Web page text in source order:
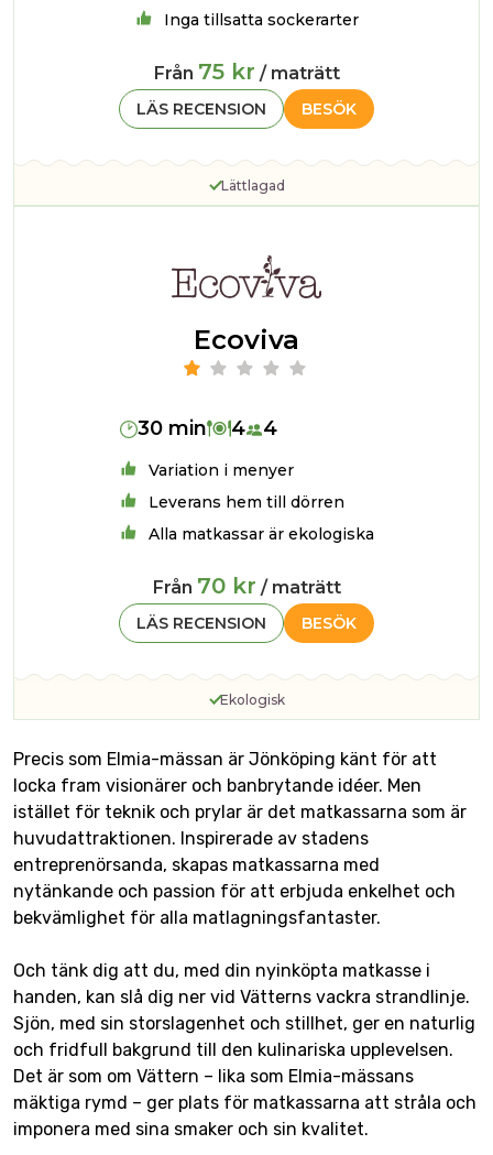
Inga tillsatta sockerarter
Från 75 kr / maträtt
BESÖK
LÄS RECENSION
Lättlagad
Ecoviva
30 min 4 4
Variation i menyer
Leverans hem till dörren
Alla matkassar är ekologiska
Från 70 kr / maträtt
BESÖK
LÄS RECENSION
Ekologisk
Precis som Elmia-mässan är Jönköping känt för att
locka fram visionärer och banbrytande idéer. Men
istället för teknik och prylar är det matkassarna som är
huvudattraktionen. Inspirerade av stadens
entreprenörsanda, skapas matkassarna med
nytänkande och passion för att erbjuda enkelhet och
bekvämlighet för alla matlagningsfantaster.
Och tänk dig att du, med din nyinköpta matkasse i
handen, kan slå dig ner vid Vätterns vackra strandlinje.
Sjön, med sin storslagenhet och stillhet, ger en naturlig
och fridfull bakgrund till den kulinariska upplevelsen.
Det är som om Vättern – lika som Elmia-mässans
mäktiga rymd – ger plats för matkassarna att stråla och
imponera med sina smaker och sin kvalitet.